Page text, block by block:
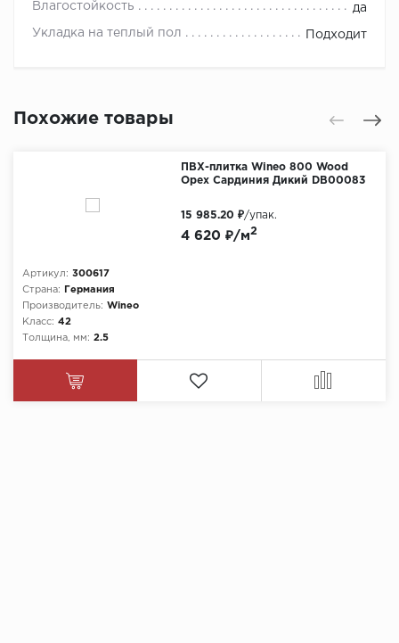
Влагостойкость да
Укладка на теплый пол Подходит
Похожие товары
ПВХ-плитка Wineo 800 Wood
Орех Сардиния Дикий DB00083
Артикул: 300617
Страна:
Германия
Производитель: Wineo
Класс: 42
Толщина, мм: 2.5
4 620 ₽/м2
15 985.20 ₽/упак.